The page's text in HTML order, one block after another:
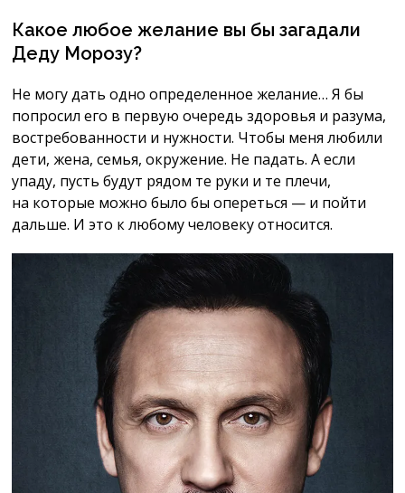
Какое любое желание вы бы загадали
Деду Морозу?
Не могу дать одно определенное желание… Я бы
попросил его в первую очередь здоровья и разума,
востребованности и нужности. Чтобы меня любили
дети, жена, семья, окружение. Не падать. А если
упаду, пусть будут рядом те руки и те плечи,
на которые можно было бы опереться — и пойти
дальше. И это к любому человеку относится.